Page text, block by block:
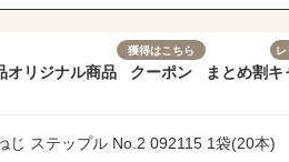
オリジナル商品
獲得はこちら
クーポン まとめ割キ
じ ステップル No.2 092115 1袋(20本)